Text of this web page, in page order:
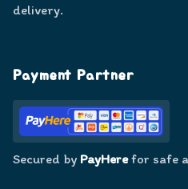
delivery.
Payment Partner
Secured by PayHerefor safe